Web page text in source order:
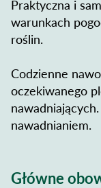
Praktyczna i
warunkach
roślin.
Codzienne
oczekiwanego
nawadnianiem.
Główne